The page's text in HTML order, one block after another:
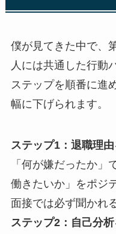
僕が見てきた中で、
人には共通した行動
ステップを順番に進
幅に下げられます。
ステップ1：退職理
「何が嫌だったか」
働きたいか」をポジ
面接では必ず聞かれ
ステップ2：自己分